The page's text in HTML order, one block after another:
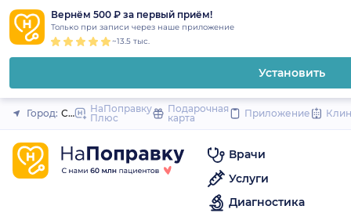
Вернём 500 ₽ за первый приём!
Только при записи через наше приложение
~13.5 тыс.
Установить
Закрыть
Город: Санкт-Петербург
НаПоправку
Плюс
Подарочная
карта
Приложение
Врачи
Услуги
Диагностика